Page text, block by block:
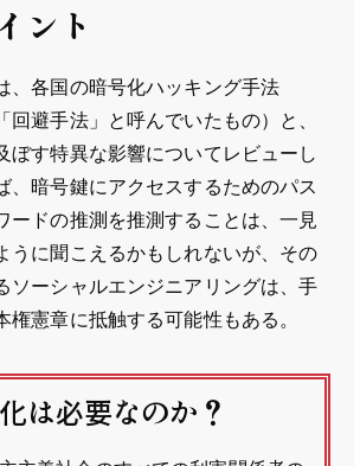
ント
、各国の暗号化ハッキング手法
回避手法」と呼んでいたもの）と、
ぼす特異な影響についてレビューし
、暗号鍵にアクセスするためのパス
ードの推測を推測することは、一見
うに聞こえるかもしれないが、その
ソーシャルエンジニアリングは、手
権憲章に抵触する可能性もある。
は必要なのか？